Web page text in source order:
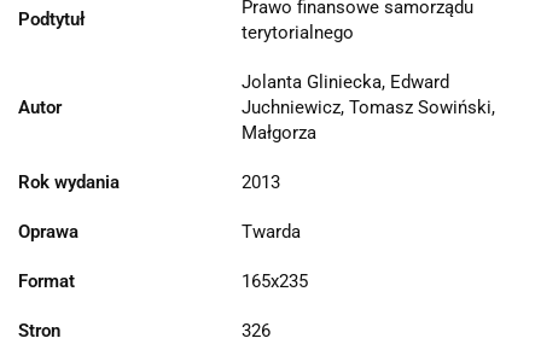
Podtytuł
Prawo finansowe samorządu
terytorialnego
Autor
Jolanta Gliniecka, Edward
Juchniewicz, Tomasz Sowiński,
Małgorza
Rok wydania 2013
Oprawa Twarda
Format 165x235
Stron 326